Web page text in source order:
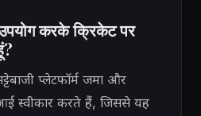
करके क्रिकेट पर
प्लेटफॉर्म जमा और
स्वीकार करते हैं, जिससे यह